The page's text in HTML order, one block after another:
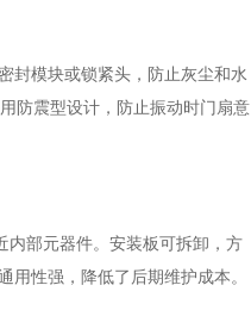
封模块或锁紧头，防止灰尘和水
防震型设计，防止振动时门扇意
部元器件。安装板可拆卸，方
性强，降低了后期维护成本。